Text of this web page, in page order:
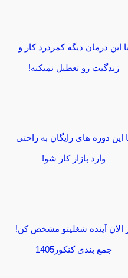
با این درمان دیگه کمردرد کار و
زندگیت رو تعطیل نمیکنه!
این دوره های رایگان به راحتی
وارد بازار کار شو!
الان آینده شغلیتو مشخص کن!
جمع بندی کنکور1405